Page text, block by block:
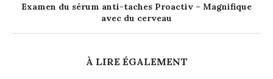
Examen du sérum anti-taches Proactiv – Magnifique
avec du cerveau
À LIRE ÉGALEMENT